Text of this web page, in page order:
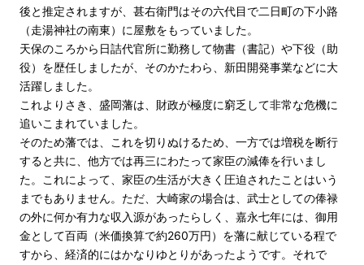
後と推定されますが、甚右衛門はその六代目で二日町の下小路
（走湯神社の南東）に屋敷をもっていました。
天保のころから日詰代官所に勤務して物書（書記）や下役（助
役）を歴任しましたが、そのかたわら、新田開発事業などに大
活躍しました。
これよりさき、盛岡藩は、財政が極度に窮乏して非常な危機に
追いこまれていました。
そのため藩では、これを切りぬけるため、一方では増税を断行
すると共に、他方では再三にわたって家臣の減俸を行いまし
た。これによって、家臣の生活が大きく圧迫されたことはいう
までもありません。ただ、大崎家の場合は、武士としての俸禄
の外に何か有力な収入源があったらしく、嘉永七年には、御用
金として百両（米価換算で約260万円）を藩に献じている程で
すから、経済的にはかなりゆとりがあったようです。それで